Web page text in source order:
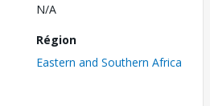
N/A
Région
Eastern and Southern Africa